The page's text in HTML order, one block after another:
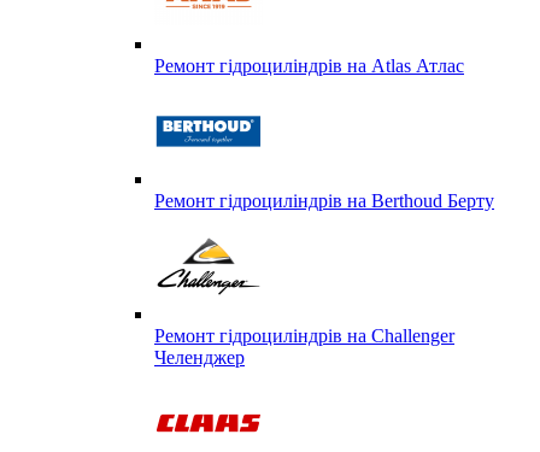
Ремонт гідроциліндрів на Atlas Атлас
Ремонт гідроциліндрів на Berthoud Берту
Ремонт гідроциліндрів на Challenger
Челенджер